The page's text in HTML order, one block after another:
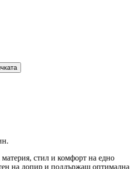
стил и комфорт на едно
на допир и поддържащ оптимална